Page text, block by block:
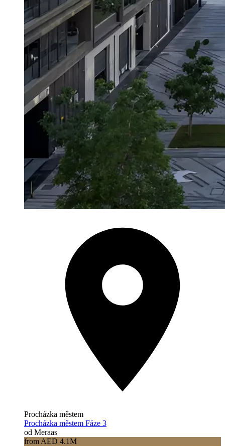
Procházka městem
Procházka městem Fáze 3
od Meraas
from AED 4.1M